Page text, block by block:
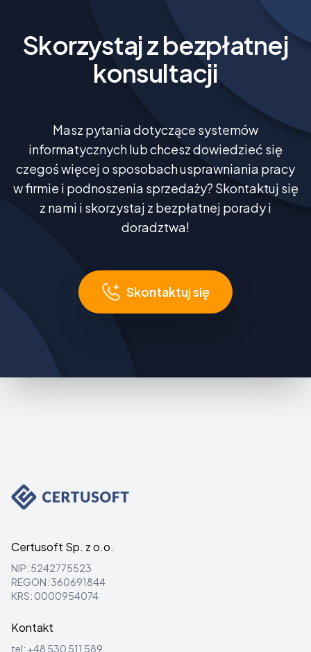
Skorzystaj z bezpłatnej
konsultacji
Masz pytania dotyczące systemów
informatycznych lub chcesz dowiedzieć się
czegoś więcej o sposobach usprawniania pracy
w firmie i podnoszenia sprzedaży? Skontaktuj się
z nami i skorzystaj z bezpłatnej porady i
doradztwa!
Skontaktuj się
Certusoft Sp. z o.o.
NIP: 5242775523
REGON: 360691844
KRS: 0000954074
Kontakt
tel: +48 530 511 589